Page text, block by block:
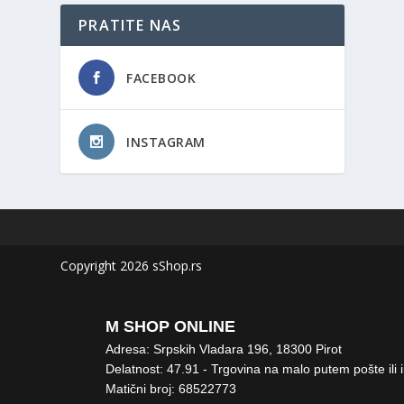
PRATITE NAS
FACEBOOK
INSTAGRAM
Copyright 2026 sShop.rs
M SHOP ONLINE
Adresa: Srpskih Vladara 196, 18300 Pirot
Delatnost: 47.91 - Trgovina na malo putem pošte ili
Matični broj: 68522773